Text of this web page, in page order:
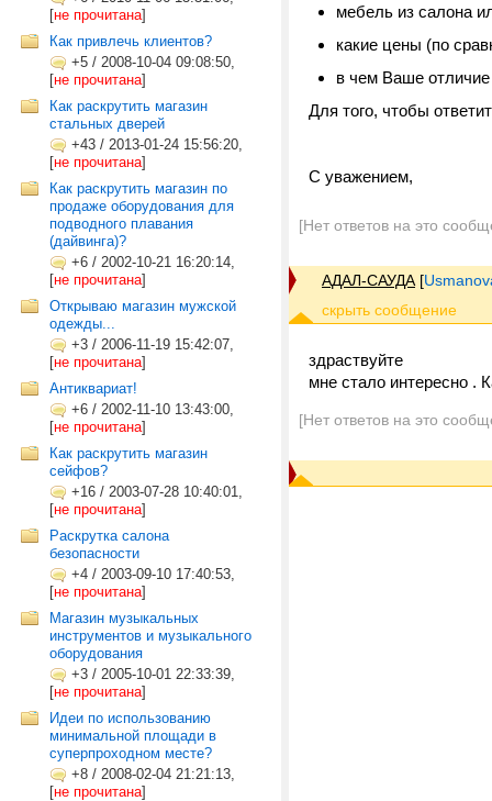
[не прочитана]
Как привлечь клиентов?
+5 / 2008-10-04 09:08:50,
[не прочитана]
Как раскрутить магазин
стальных дверей
+43 / 2013-01-24 15:56:20,
[не прочитана]
Как раскрутить магазин по
продаже оборудования для
подводного плавания
(дайвинга)?
+6 / 2002-10-21 16:20:14,
[не прочитана]
Открываю магазин мужской
одежды...
+3 / 2006-11-19 15:42:07,
[не прочитана]
Антиквариат!
+6 / 2002-11-10 13:43:00,
[не прочитана]
Как раскрутить магазин
сейфов?
+16 / 2003-07-28 10:40:01,
[не прочитана]
Раскрутка салона
безопасности
+4 / 2003-09-10 17:40:53,
[не прочитана]
Магазин музыкальных
инструментов и музыкального
оборудования
+3 / 2005-10-01 22:33:39,
[не прочитана]
Идеи по использованию
минимальной площади в
суперпроходном месте?
+8 / 2008-02-04 21:21:13,
[не прочитана]
мебель из салона
какие цены (по
в чем Ваше отличие
Для того, чтобы
С уважением,
[Нет ответов на это
АДАЛ-САУДА [
здраствуйте
мне стало интересно .
[Нет ответов на это